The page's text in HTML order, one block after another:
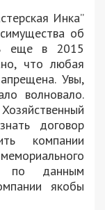
Инка”
об
еще в 2015
что любая
Увы,
волновало.
договор
компании
по данным
якобы